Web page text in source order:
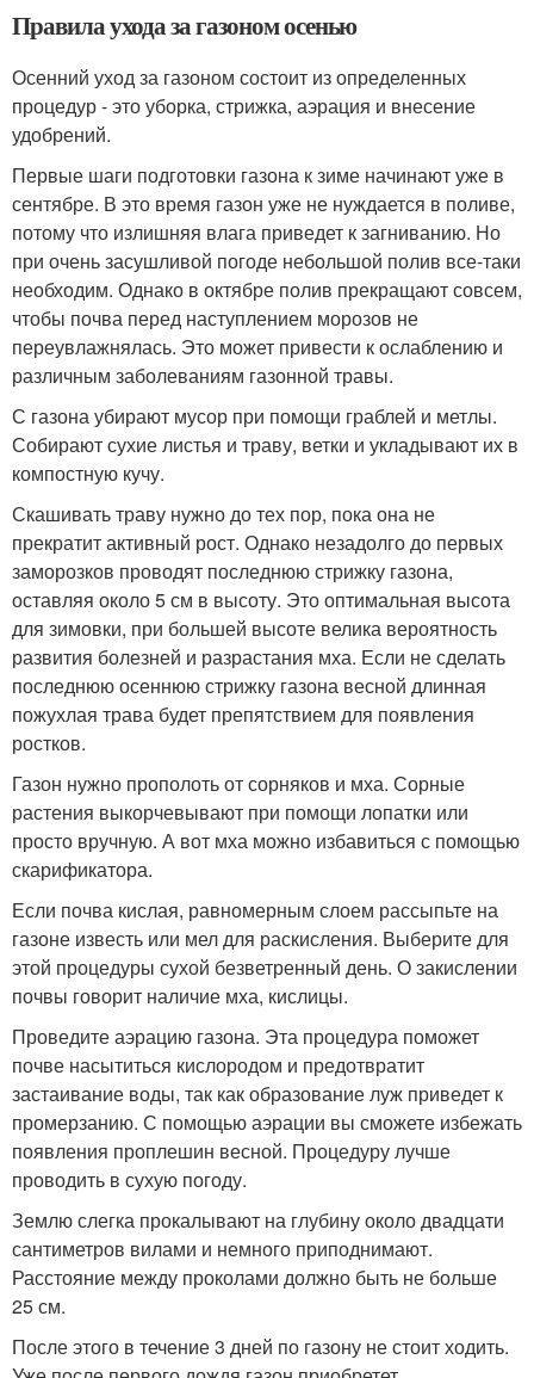
Правила ухода за газоном осенью
Осенний уход за газоном состоит из определенных
процедур - это уборка, стрижка, аэрация и внесение
удобрений.
Первые шаги подготовки газона к зиме начинают уже в
сентябре. В это время газон уже не нуждается в поливе,
потому что излишняя влага приведет к загниванию. Но
при очень засушливой погоде небольшой полив все-таки
необходим. Однако в октябре полив прекращают совсем,
чтобы почва перед наступлением морозов не
переувлажнялась. Это может привести к ослаблению и
различным заболеваниям газонной травы.
С газона убирают мусор при помощи граблей и метлы.
Собирают сухие листья и траву, ветки и укладывают их в
компостную кучу.
Скашивать траву нужно до тех пор, пока она не
прекратит активный рост. Однако незадолго до первых
заморозков проводят последнюю стрижку газона,
оставляя около 5 см в высоту. Это оптимальная высота
для зимовки, при большей высоте велика вероятность
развития болезней и разрастания мха. Если не сделать
последнюю осеннюю стрижку газона весной длинная
пожухлая трава будет препятствием для появления
ростков.
Газон нужно прополоть от сорняков и мха. Сорные
растения выкорчевывают при помощи лопатки или
просто вручную. А вот мха можно избавиться с помощью
скарификатора.
Если почва кислая, равномерным слоем рассыпьте на
газоне известь или мел для раскисления. Выберите для
этой процедуры сухой безветренный день. О закислении
почвы говорит наличие мха, кислицы.
Проведите аэрацию газона. Эта процедура поможет
почве насытиться кислородом и предотвратит
застаивание воды, так как образование луж приведет к
промерзанию. С помощью аэрации вы сможете избежать
появления проплешин весной. Процедуру лучше
проводить в сухую погоду.
Землю слегка прокалывают на глубину около двадцати
сантиметров вилами и немного приподнимают.
Расстояние между проколами должно быть не больше
25 см.
После этого в течение 3 дней по газону не стоит ходить.